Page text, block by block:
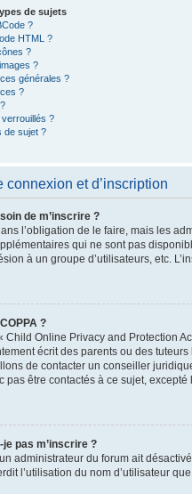
de sujets
?
HTML ?
?
?
générales ?
?
?
de sujet ?
connexion et d’inscription
de m’inscrire ?
l’obligation de le faire, mais les
qui ne sont pas
à un groupe d’utilisateurs, etc.
?
Child Online Privacy and Protection
écrit des parents ou des
de contacter un conseiller
pas être contactés à ce sujet,
je pas m’inscrire ?
administrateur du forum ait
l’utilisation du nom d’utilisateur